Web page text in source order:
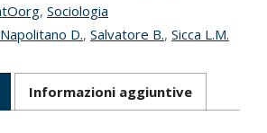
, Sociologia
Napolitano D., Salvatore B., Sicca L.M.
Informazioni aggiuntive